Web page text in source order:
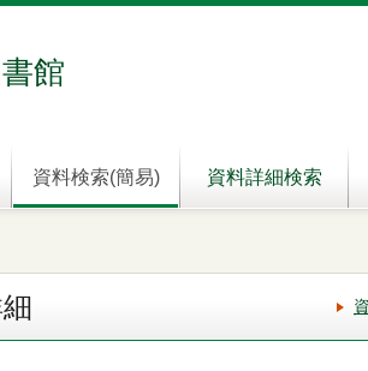
館
資料検索(簡易) 資料詳細検索